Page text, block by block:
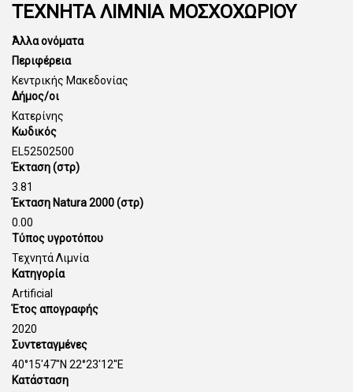
ΤΕΧΝΗΤΑ ΛΙΜΝΙΑ ΜΟΣΧΟΧΩΡΙΟΥ
Άλλα ονόματα
Περιφέρεια
Κεντρικής Μακεδονίας
Δήμος/οι
Κατερίνης
Κωδικός
EL52502500
Έκταση (στρ)
3.81
Έκταση Natura 2000 (στρ)
0.00
Τύπος υγροτόπου
Τεχνητά Λιμνία
Κατηγορία
Artificial
Έτος απογραφής
2020
Συντεταγμένες
40°15'47''N 22°23'12''E
Κατάσταση